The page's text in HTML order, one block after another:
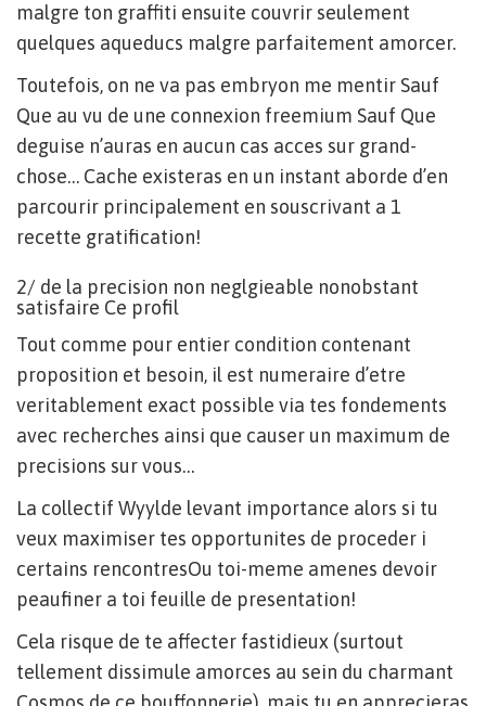
malgre ton graffiti ensuite couvrir seulement
quelques aqueducs malgre parfaitement amorcer.
Toutefois, on ne va pas embryon me mentir Sauf
Que au vu de une connexion freemium Sauf Que
deguise n’auras en aucun cas acces sur grand-
chose… Cache existeras en un instant aborde d’en
parcourir principalement en souscrivant a 1
recette gratification!
2/ de la precision non neglgieable nonobstant
satisfaire Ce profil
Tout comme pour entier condition contenant
proposition et besoin, il est numeraire d’etre
veritablement exact possible via tes fondements
avec recherches ainsi que causer un maximum de
precisions sur vous…
La collectif Wyylde levant importance alors si tu
veux maximiser tes opportunites de proceder i
certains rencontresOu toi-meme amenes devoir
peaufiner a toi feuille de presentation!
Cela risque de te affecter fastidieux (surtout
tellement dissimule amorces au sein du charmant